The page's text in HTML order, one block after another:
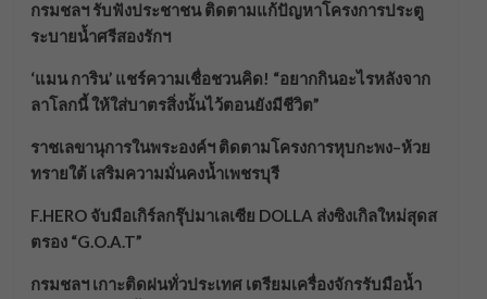
กรมชลฯ รับฟังประชาชน ติดตามแก้ปัญหาโครงการประตู
ระบายน้ำศรีสองรักฯ
‘แมน การิน’ แชร์ความเชื่อชวนคิด! “อยากกินอะไรหลังจาก
ลาโลกนี้ ให้ใส่บาตรสิ่งนั้นไว้ตอนยังมีชีวิต”
ราชเลขานุการในพระองค์ฯ ติดตามโครงการหุบกะพง–ห้วย
ทรายใต้ เสริมความมั่นคงน้ำเพชรบุรี
F.HERO จับมือเกิร์ลกรุ๊ปมาเลเซีย DOLLA ส่งซิงเกิลใหม่สุดส
ตรอง “G.O.A.T”
กรมชลฯ เกาะติดฝนทั่วประเทศ เตรียมเครื่องจักรรับมือน้ำ